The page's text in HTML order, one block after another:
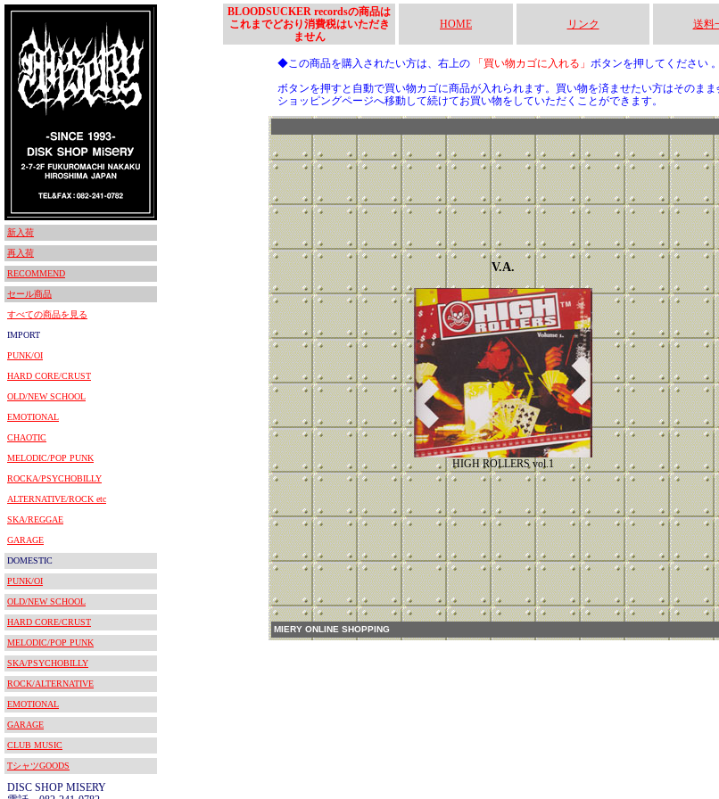
新入荷
再入荷
RECOMMEND
セール商品
すべての商品を見る
IMPORT
PUNK/OI
HARD CORE/CRUST
OLD/NEW SCHOOL
EMOTIONAL
CHAOTIC
MELODIC/POP PUNK
ROCKA/PSYCHOBILLY
ALTERNATIVE/ROCK etc
SKA/REGGAE
GARAGE
DOMESTIC
PUNK/OI
OLD/NEW SCHOOL
HARD CORE/CRUST
MELODIC/POP PUNK
SKA/PSYCHOBILLY
ROCK/ALTERNATIVE
EMOTIONAL
GARAGE
CLUB MUSIC
TシャツGOODS
DISC SHOP MISERY
BLOODSUCKER recordsの商品は
これまでどおり消費税はいただき
ません
HOME リンク 送料
◆この商品を購入されたい方は、右上の 「買い物カゴに入れる」 ボタンを押してください 。
ボタンを押すと自動で買い物カゴに商品が入れられます。買い物を済ませたい方はそのま
ショッピングページへ移動して続けてお買い物をしていただくことができます。
V.A.
HIGH ROLLERS vol.1
MIERY ONLINE SHOPPING